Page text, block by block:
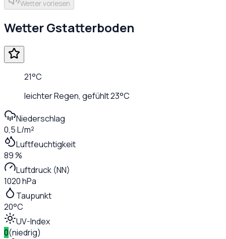
Wetter vorlesen
WetterGstatterboden
21°C
leichter Regen, gefühlt23°C
Niederschlag
0,5 L/m²
Luftfeuchtigkeit
89 %
Luftdruck (NN)
1020 hPa
Taupunkt
20°C
UV-Index
0(niedrig)